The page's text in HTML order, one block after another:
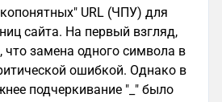
URL (ЧПУ) для
сайта. На первый взгляд,
что замена одного символа в
ошибкой. Однако в
подчеркивание "_" было